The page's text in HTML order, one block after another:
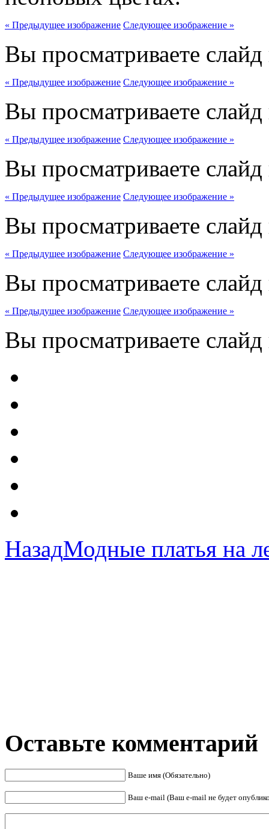
« Предыдущее изображение Следующее изображение »
Вы просматриваете
« Предыдущее изображение Следующее изображение »
Вы просматриваете
« Предыдущее изображение Следующее изображение »
Вы просматриваете
« Предыдущее изображение Следующее изображение »
Вы просматриваете
« Предыдущее изображение Следующее изображение »
Вы просматриваете
« Предыдущее изображение Следующее изображение »
Вы просматриваете
НазадМодные платья на
Оставьте комментарий
Ваше имя (Обязательно)
Ваш e-mail (Ваш e-mail не будет